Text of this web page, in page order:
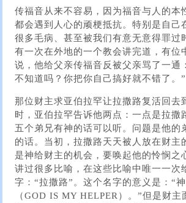
传福音从来不容易，因为福音与人的本
都会遇到人心的顽梗抵抗。特别是自己
很多毛病、甚至被我们有意无意得罪过
有一次在外地的一个教会讲完道，有位
说，他给父亲传福音反被父亲骂了一通
不知道吗？你把你自己搞好就不错了。”
那位财主求亚伯拉罕让拉撒路复活回去
时，亚伯拉罕告诉他两点：一点是拉撒
五个弟兄有神的话可以听。问题是他的
的话。当初，拉撒路天天被人放在财主
是神给财主的机会，要唤起他的怜悯之
讲过很多比喻，在这些比喻中唯一一次
字：“拉撒路”。这个名字的意义是：“
（GOD IS MY HELPER）。”但是财主